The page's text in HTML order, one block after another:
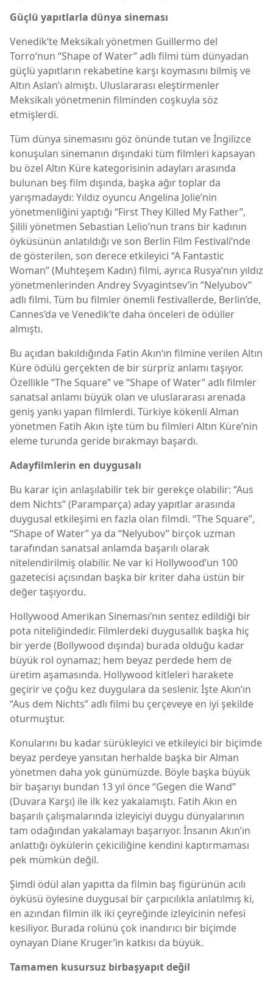
Güçlü yapıtlarla dünya sineması
Venedik’te Meksikalı yönetmen Guillermo del
Torro‘nun “Shape of Water” adlı filmi tüm dünyadan
güçlü yapıtların rekabetine karşı koymasını bilmiş ve
Altın Aslan’ı almıştı. Uluslararası eleştirmenler
Meksikalı yönetmenin filminden coşkuyla söz
etmişlerdi.
Tüm dünya sinemasını göz önünde tutan ve İngilizce
konuşulan sinemanın dışındaki tüm filmleri kapsayan
bu özel Altın Küre kategorisinin adayları arasında
bulunan beş film dışında, başka ağır toplar da
yarışmadaydı: Yıldız oyuncu Angelina Jolie’nin
yönetmenliğini yaptığı “First They Killed My Father”,
Şilili yönetmen Sebastian Lelio’nun trans bir kadının
öyküsünün anlatıldığı ve son Berlin Film Festivali’nde
de gösterilen, son derece etkileyici “A Fantastic
Woman” (Muhteşem Kadın) filmi, ayrıca Rusya’nın yıldız
yönetmenlerinden Andrey Svyagintsev’in “Nelyubov”
adlı filmi. Tüm bu filmler önemli festivallerde, Berlin’de,
Cannes’da ve Venedik’te daha önceleri de ödüller
almıştı.
Bu açıdan bakıldığında Fatin Akın‘ın filmine verilen Altın
Küre ödülü gerçekten de bir sürpriz anlamı taşıyor.
Özellikle “The Square” ve “Shape of Water” adlı filmler
sanatsal anlamı büyük olan ve uluslararası arenada
geniş yankı yapan filmlerdi. Türkiye kökenli Alman
yönetmen Fatih Akın işte tüm bu filmleri Altın Küre’nin
eleme turunda geride bırakmayı başardı.
Adayfilmlerin en duygusalı
Bu karar için anlaşılabilir tek bir gerekçe olabilir: “Aus
dem Nichts” (Paramparça) aday yapıtlar arasında
duygusal etkileşimi en fazla olan filmdi. “The Square”,
“Shape of Water” ya da “Nelyubov” birçok uzman
tarafından sanatsal anlamda başarılı olarak
nitelendirilmiş olabilir. Ne var ki Hollywood’un 100
gazetecisi açısından başka bir kriter daha üstün bir
değer taşıyordu.
Hollywood Amerikan Sineması’nın sentez edildiği bir
pota niteliğindedir. Filmlerdeki duygusallık başka hiç
bir yerde (Bollywood dışında) burada olduğu kadar
büyük rol oynamaz; hem beyaz perdede hem de
üretim aşamasında. Hollywood kitleleri harakete
geçirir ve çoğu kez duygulara da seslenir. İşte Akın’ın
“Aus dem Nichts” adlı filmi bu çerçeveye en iyi şekilde
oturmuştur.
Konularını bu kadar sürükleyici ve etkileyici bir biçimde
beyaz perdeye yansıtan herhalde başka bir Alman
yönetmen daha yok günümüzde. Böyle başka büyük
bir başarıyı bundan 13 yıl önce “Gegen die Wand”
(Duvara Karşı) ile ilk kez yakalamıştı. Fatih Akın en
başarılı çalışmalarında izleyiciyi duygu dünyalarının
tam odağından yakalamayı başarıyor. İnsanın Akın’ın
anlattığı öykülerin çekiciliğine kendini kaptırmaması
pek mümkün değil.
Şimdi ödül alan yapıtta da filmin baş figürünün acılı
öyküsü öylesine duygusal bir çarpıcılıkla anlatılmış ki,
en azından filmin ilk iki çeyreğinde izleyicinin nefesi
kesiliyor. Burada rolünü çok inandırıcı bir biçimde
oynayan Diane Kruger’in katkısı da büyük.
Tamamen kusursuz birbaşyapıt değil